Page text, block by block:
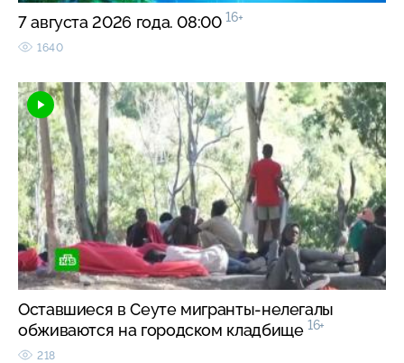
7 августа 2026 года. 08:00 16+
1640
Оставшиеся в Сеуте мигранты-нелегалы
обживаются на городском кладбище 16+
218